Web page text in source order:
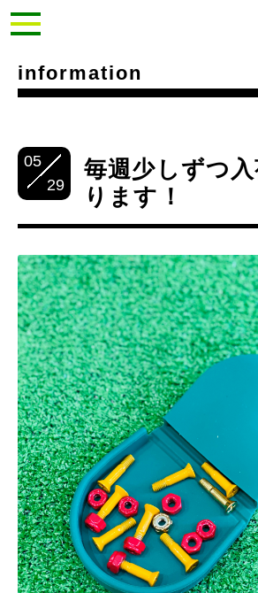
information
05
29
毎週少しずつ
ります！